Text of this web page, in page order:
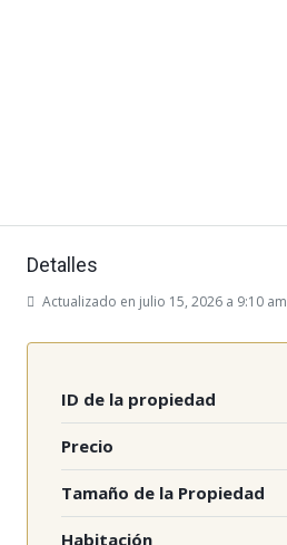
Detalles
Actualizado en julio 15, 2026 a 9:10 am
ID de la propiedad
Precio
Tamaño de la Propiedad
Habitación